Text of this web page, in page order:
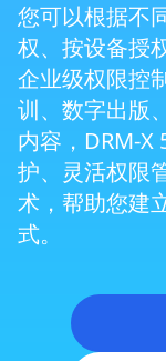
新一代安
智能防录
显示输出
虚拟机与
您可以根据不
权、按设备授
企业级权限控
训、数字出版
内容，DRM-X
护、灵活权限
术，帮助您建
式。